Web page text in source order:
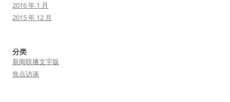
2016 年 1 月
2015 年 12 月
分类
新闻联播文字版
焦点访谈